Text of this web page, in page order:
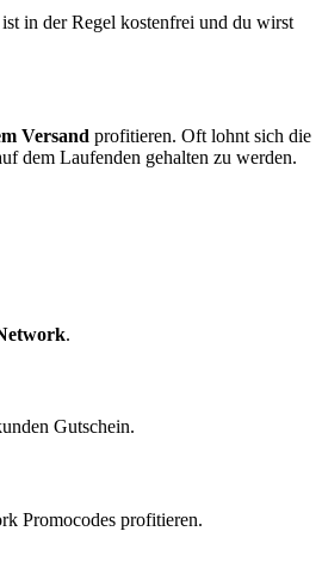
in der Regel kostenfrei und du wirst
Versand profitieren. Oft lohnt sich die
dem Laufenden gehalten zu werden.
.
Gutschein.
Promocodes profitieren.